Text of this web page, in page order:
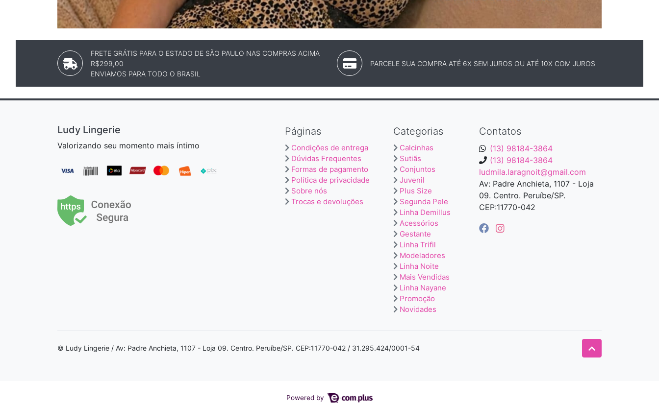
FRETE GRÁTIS PARA O ESTADO DE SÃO PAULO NAS COMPRAS ACIMA
R$299,00
ENVIAMOS PARA TODO O BRASIL
PARCELE SUA COMPRA ATÉ 6X SEM JUROS OU ATÉ 10X COM JUROS
Contatos
(13) 98184-3864
(13) 98184-3864
ludmila.laragnoit@gmail.com
Av: Padre Anchieta, 1107 - Loja
09. Centro. Peruíbe/SP.
CEP:11770-042
Páginas
Condições de entrega
Dúvidas Frequentes
Formas de pagamento
Política de privacidade
Sobre nós
Trocas e devoluções
Categorias
Calcinhas
Sutiãs
Conjuntos
Juvenil
Plus Size
Segunda Pele
Linha Demillus
Acessórios
Gestante
Linha Trifil
Modeladores
Linha Noite
Mais Vendidas
Linha Nayane
Promoção
Novidades
Ludy Lingerie
Valorizando seu momento mais íntimo
© Ludy Lingerie / Av: Padre Anchieta, 1107 - Loja 09. Centro. Peruíbe/SP. CEP:11770-042 / 31.295.424/0001-54
Powered by